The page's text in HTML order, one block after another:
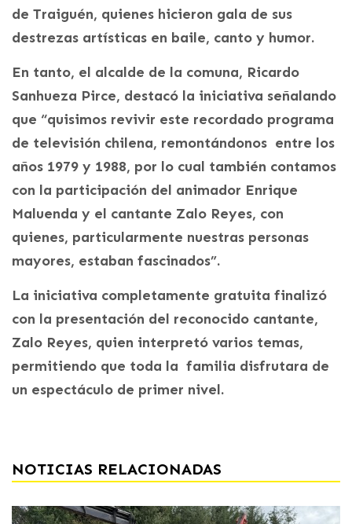
de Traiguén, quienes hicieron gala de sus
destrezas artísticas en baile, canto y humor.
En tanto, el alcalde de la comuna, Ricardo
Sanhueza Pirce, destacó la iniciativa señalando
que “quisimos revivir este recordado programa
de televisión chilena, remontándonos entre los
años 1979 y 1988, por lo cual también contamos
con la participación del animador Enrique
Maluenda y el cantante Zalo Reyes, con
quienes, particularmente nuestras personas
mayores, estaban fascinados”.
La iniciativa completamente gratuita finalizó
con la presentación del reconocido cantante,
Zalo Reyes, quien interpretó varios temas,
permitiendo que toda la familia disfrutara de
un espectáculo de primer nivel.
NOTICIAS RELACIONADAS